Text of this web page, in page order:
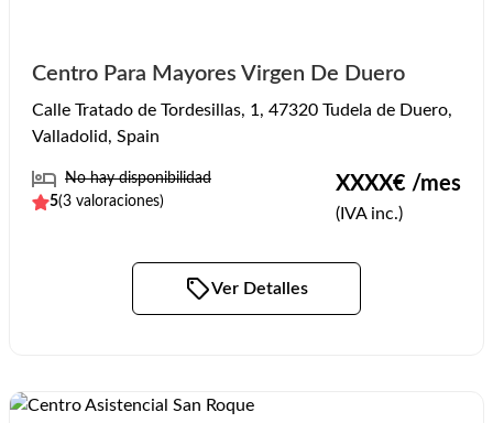
Centro Para Mayores Virgen De Duero
Calle Tratado de Tordesillas, 1, 47320 Tudela de Duero,
Valladolid, Spain
No hay disponibilidad
5(3 valoraciones)
XXXX€ /mes
(IVA inc.)
Ver Detalles